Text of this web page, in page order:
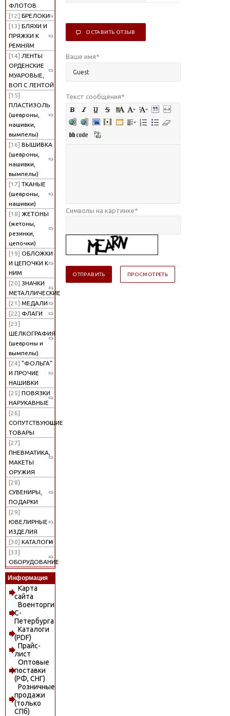
ФЛОТОВ
[12] БРЕЛОКИ
[13] БЛЯХИ И
ПРЯЖКИ К
РЕМНЯМ
[14] ЛЕНТЫ
ОРДЕНСКИЕ
МУАРОВЫЕ,
ВОП С ЛЕНТОЙ
[15]
ПЛАСТИЗОЛЬ
(шевроны,
нашивки,
вымпелы)
[16] ВЫШИВКА
(шевроны,
нашивки,
вымпелы)
[17] ТКАНЫЕ
(шевроны,
нашивки)
[18] ЖЕТОНЫ
(жетоны,
резинки,
цепочки)
[19] ОБЛОЖКИ
И ЦЕПОЧКИ К
НИМ
[20] ЗНАЧКИ
МЕТАЛЛИЧЕСКИЕ
[21] МЕДАЛИ
[22] ФЛАГИ
[23]
ШЕЛКОГРАФИЯ
(шевроны и
вымпелы)
[24] "ФОЛЬГА"
И ПРОЧИЕ
НАШИВКИ
[25] ПОВЯЗКИ
НАРУКАВНЫЕ
[26]
СОПУТСТВУЮЩИЕ
ТОВАРЫ
[27]
ПНЕВМАТИКА,
МАКЕТЫ
ОРУЖИЯ
[28]
СУВЕНИРЫ,
ПОДАРКИ
[29]
ЮВЕЛИРНЫЕ
ИЗДЕЛИЯ
[30] КАТАЛОГИ
[33]
ОБОРУДОВАНИЕ
Информация
Карта
сайта
Военторги
С-
Петербурга
Каталоги
(PDF)
Прайс-
лист
Оптовые
поставки
(РФ, СНГ)
Розничные
продажи
(только
СПб)
ОСТАВИТЬ ОТЗЫВ
Ваше имя*
Текст сообщения*
Символы на картинке*